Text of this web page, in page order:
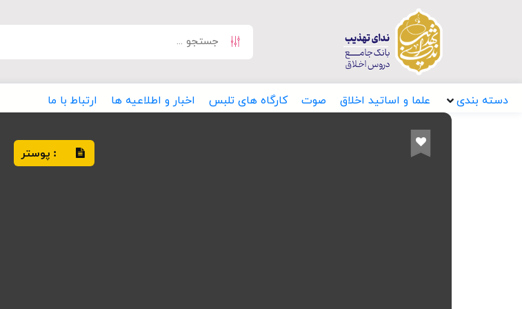
دسته بندی علما و اساتید اخلاق صوت کارگاه های تلبس اخبار و اطلاعیه ها ارتباط با ما
: پوستر